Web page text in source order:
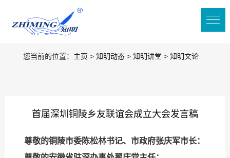
您当前的位置： 主页 > 知明动态> 知明讲堂 > 知明文论
首届深圳铜陵乡友联谊会成立大会发言稿
尊敬的铜陵市委陈松林书记、市政府张庆军市长：